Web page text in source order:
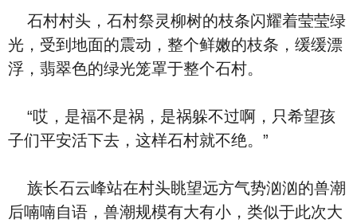
石村村头，石村祭灵柳树的枝条闪耀着莹莹绿
光，受到地面的震动，整个鲜嫩的枝条，缓缓漂
浮，翡翠色的绿光笼罩于整个石村。
“哎，是福不是祸，是祸躲不过啊，只希望孩
子们平安活下去，这样石村就不绝。”
族长石云峰站在村头眺望远方气势汹汹的兽潮
后喃喃自语，兽潮规模有大有小，类似于此次大